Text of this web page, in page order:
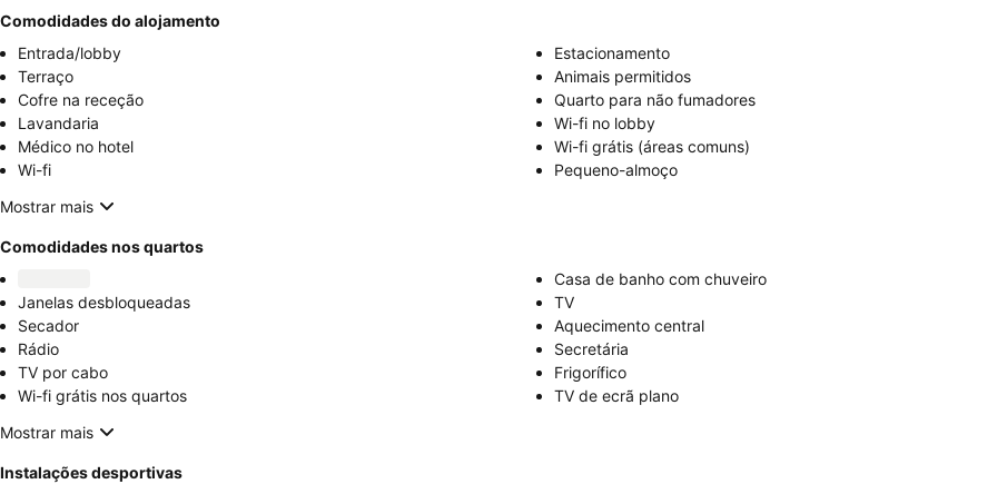
Comodidades do alojamento
Entrada/lobby
Estacionamento
Terraço
Animais permitidos
Cofre na receção
Quarto para não fumadores
Lavandaria
Wi-fi no lobby
Médico no hotel
Wi-fi grátis (áreas comuns)
Wi-fi
Pequeno-almoço
Mostrar mais
Comodidades nos quartos
Casa de banho com chuveiro
Janelas desbloqueadas
TV
Secador
Aquecimento central
Rádio
Secretária
TV por cabo
Frigorífico
Wi-fi grátis nos quartos
TV de ecrã plano
Mostrar mais
Instalações desportivas